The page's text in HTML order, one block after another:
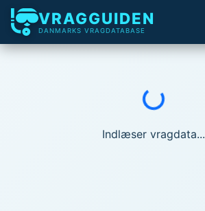
VRAGGUIDEN
DANMARKS VRAGDATABASE
Indlæser...
Indlæser vragdata...